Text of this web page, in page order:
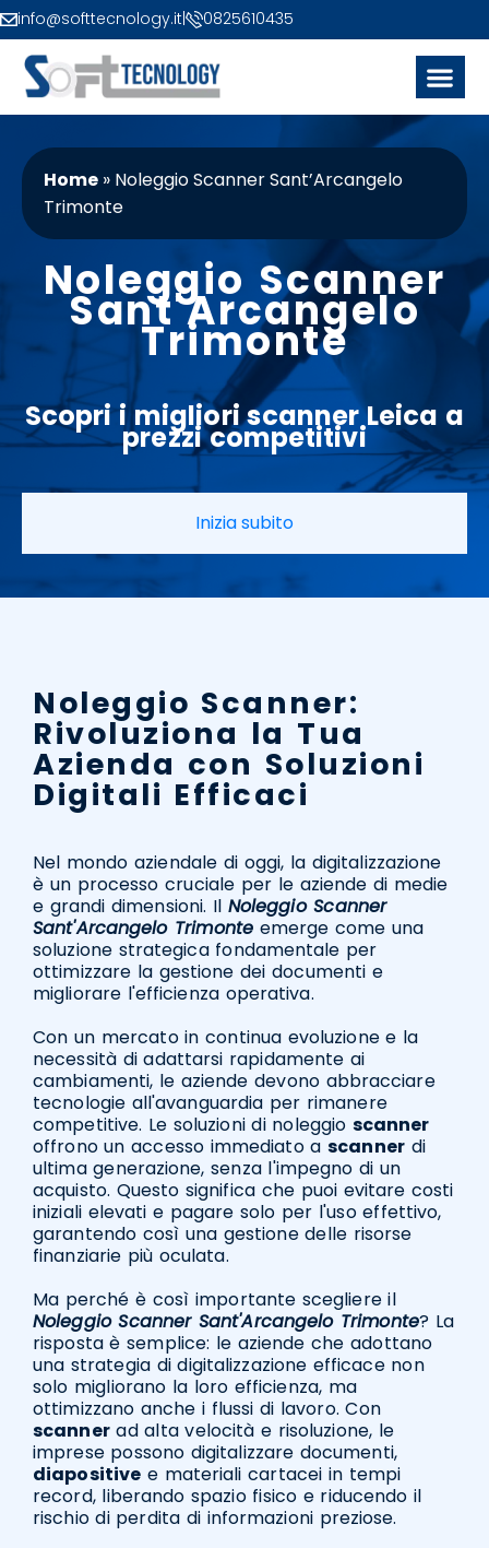
info@softtecnology.it 0825610435
Home » Noleggio Scanner Sant’Arcangelo
Trimonte
Noleggio Scanner
Sant'Arcangelo
Trimonte
Scopri i miglioriscanner Leica a
prezzicompetitivi
Inizia subito
Noleggio Scanner:
Rivoluziona la Tua
Azienda con Soluzioni
Digitali Efficaci
Nel mondo aziendale di oggi, la digitalizzazione
è un processo cruciale per le aziende di medie
e grandi dimensioni. Il Noleggio Scanner
Sant'Arcangelo Trimonteemerge come una
soluzione strategica fondamentale per
ottimizzare la gestione dei documenti e
migliorare l'efficienza operativa.
Con un mercato in continua evoluzione e la
necessità di adattarsi rapidamente ai
cambiamenti, le aziende devono abbracciare
tecnologie all'avanguardia per rimanere
competitive. Le soluzioni di noleggio scanner
offrono un accesso immediato ascannerdi
ultima generazione, senza l'impegno di un
acquisto. Questo significa che puoi evitare costi
iniziali elevati e pagare solo per l'uso effettivo,
garantendo così una gestione delle risorse
finanziarie più oculata.
Ma perché è così importante scegliere il
Noleggio Scanner Sant'Arcangelo Trimonte? La
risposta è semplice: le aziende che adottano
una strategia di digitalizzazione efficace non
solo migliorano la loro efficienza, ma
ottimizzano anche i flussi di lavoro. Con
scannerad alta velocità e risoluzione, le
imprese possono digitalizzare documenti,
diapositive e materiali cartacei in tempi
record, liberando spazio fisico e riducendo il
rischio di perdita di informazioni preziose.